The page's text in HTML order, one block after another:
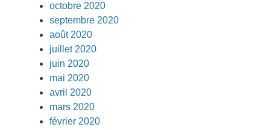
octobre 2020
septembre 2020
août 2020
juillet 2020
juin 2020
mai 2020
avril 2020
mars 2020
février 2020